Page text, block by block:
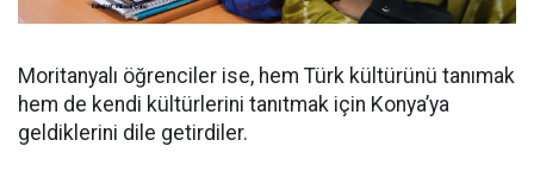
Moritanyalı öğrenciler ise, hem Türk kültürünü tanımak
hem de kendi kültürlerini tanıtmak için Konya’ya
geldiklerini dile getirdiler.